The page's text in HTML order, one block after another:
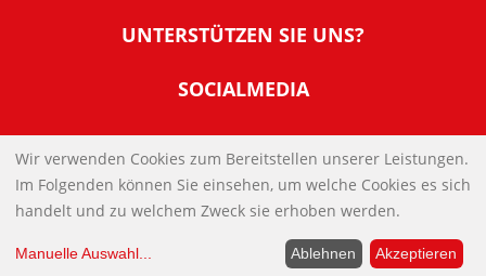
Warum NachDenkSeiten
Tipps zur Nutzung der NachDenkSeiten
Banner und E-Mail-Signaturen
Links
Kontakt
Impressum
UNTERSTÜTZEN SIE UNS?
Werden Sie Fördermitglied
Spenden Sie Online
SOCIALMEDIA
IMPRESSUM
DATENSCHUTZERKLÄRUNG
Wir verwenden Cookies zum Bereitstellen unserer Leistungen.
Im Folgenden können Sie einsehen, um welche Cookies es sich
handelt und zu welchem Zweck sie erhoben werden.
Manuelle Auswahl... Ablehnen Akzeptieren